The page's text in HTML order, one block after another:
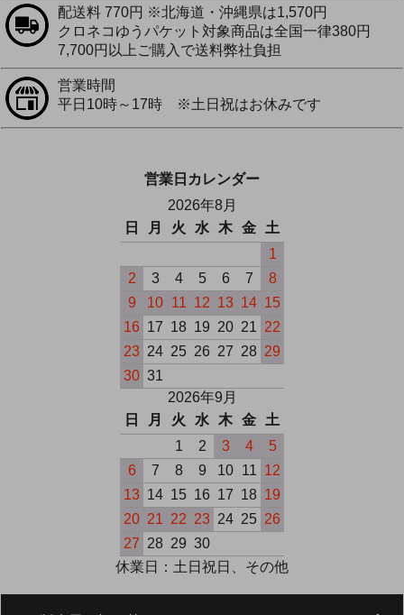
配送料 770円 ※北海道・沖縄県は1,570円
クロネコゆうパケット対象商品は全国一律380円
7,700円以上ご購入で送料弊社負担
営業時間
平日10時～17時 ※土日祝はお休みです
営業日カレンダー
2026年8月
日
月 火 水 木 金
土
1
2
3 4 5 6 7
8
9
10 11 12 13 14 15
16 17 18 19 20 21 22
23 24 25 26 27 28 29
30 31
2026年9月
日
月 火 水 木 金
土
1
2 3 4
5
6
7 8 9 10 11 12
13 14 15 16 17 18 19
20 21 22 23 24 25 26
27 28 29 30
休業日：土日祝日、その他